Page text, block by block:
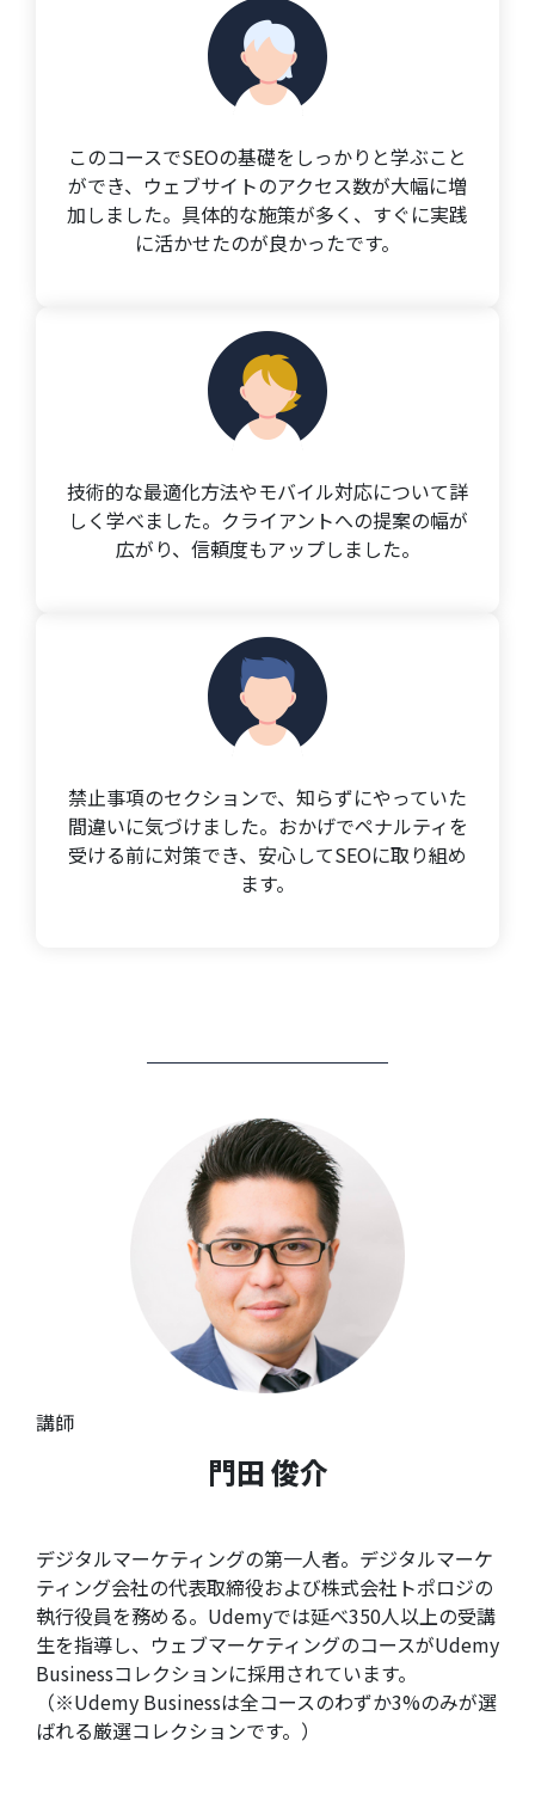
このコースでSEOの基礎をしっかりと学ぶこと
ができ、ウェブサイトのアクセス数が大幅に増
加しました。具体的な施策が多く、すぐに実践
に活かせたのが良かったです。
技術的な最適化方法やモバイル対応について詳
しく学べました。クライアントへの提案の幅が
広がり、信頼度もアップしました。
禁止事項のセクションで、知らずにやっていた
間違いに気づけました。おかげでペナルティを
受ける前に対策でき、安心してSEOに取り組め
ます。
講師
門田 俊介
デジタルマーケティングの第一人者。デジタルマーケ
ティング会社の代表取締役および株式会社トポロジの
執行役員を務める。Udemyでは延べ350人以上の受講
生を指導し、ウェブマーケティングのコースがUdemy
Businessコレクションに採用されています。
（※Udemy Businessは全コースのわずか3%のみが選
ばれる厳選コレクションです。）